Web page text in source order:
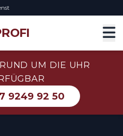
UM DIE UHR
9249 92 50